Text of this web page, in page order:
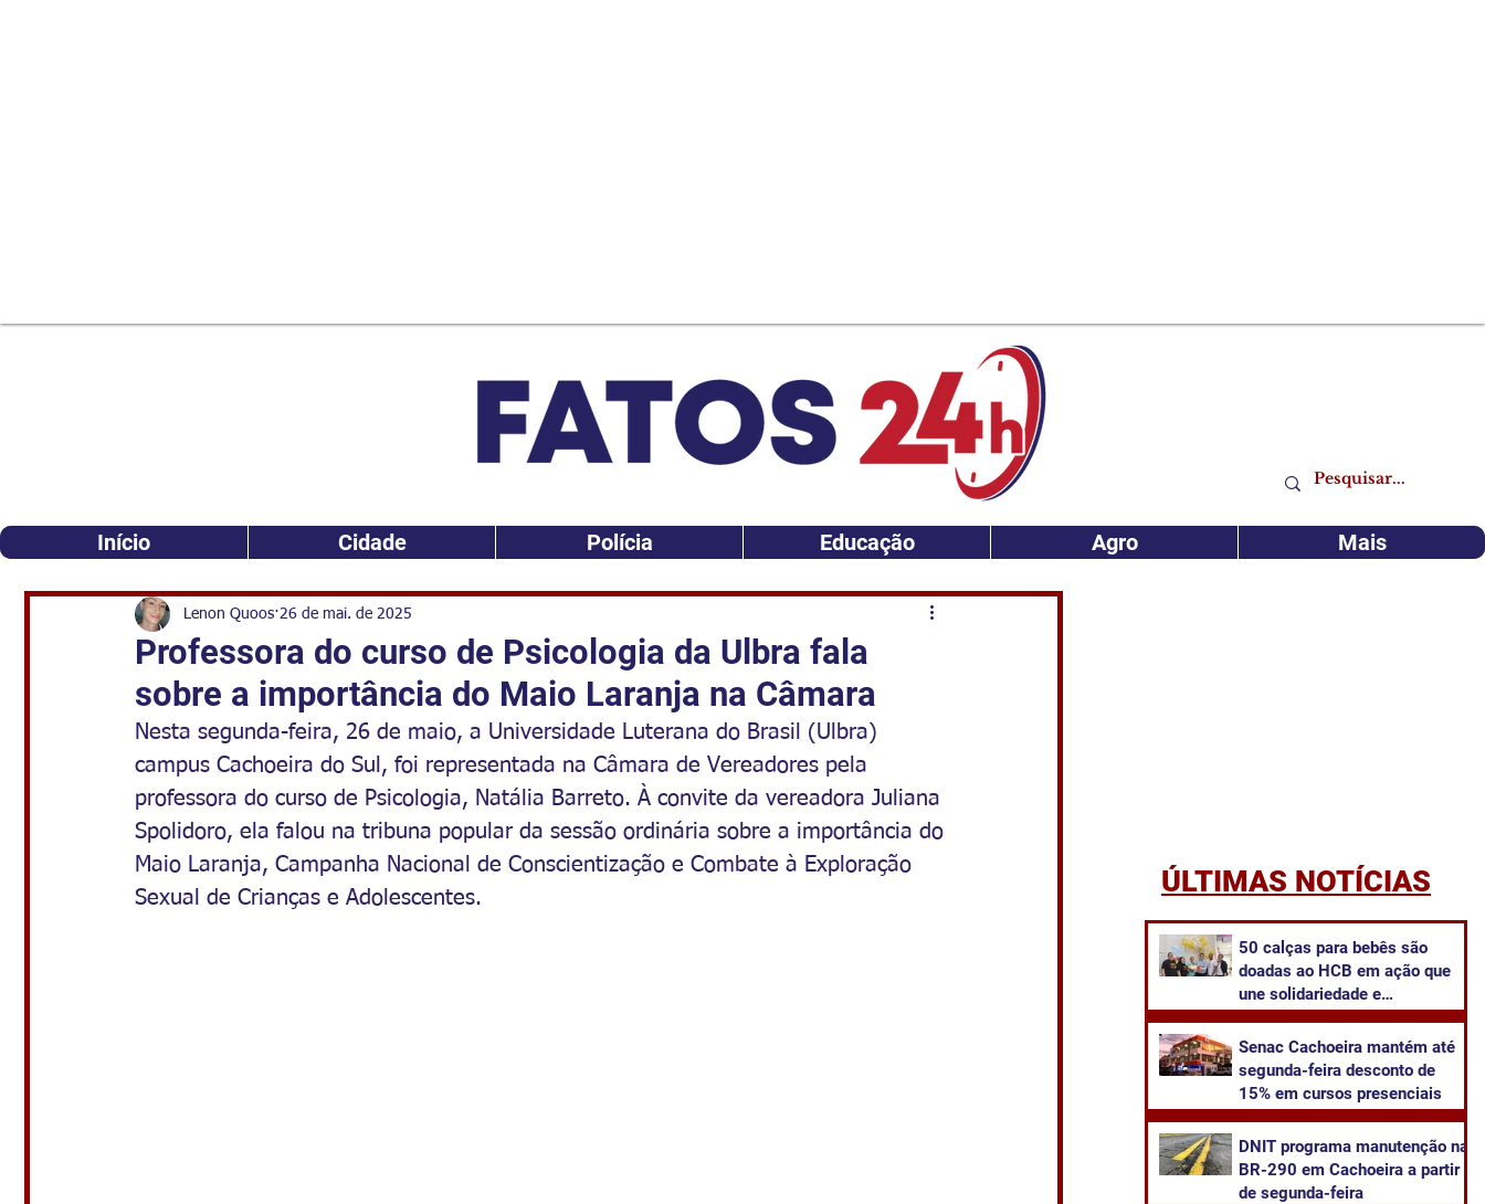
Início Cidade Polícia Educação Agro Mais
Professora do curso de Psicologia da Ulbra fala
sobre a importância do Maio Laranja na Câmara
Lenon Quoos 26 de mai. de 2025
Nesta segunda-feira, 26 de maio, a Universidade Luterana do Brasil (Ulbra)
campus Cachoeira do Sul, foi representada na Câmara de Vereadores pela
professora do curso de Psicologia, Natália Barreto. À convite da vereadora Juliana
Spolidoro, ela falou na tribuna popular da sessão ordinária sobre a importância do
Maio Laranja, Campanha Nacional de Conscientização e Combate à Exploração
Sexual de Crianças e Adolescentes.
ÚLTIMAS NOTÍCIAS
50 calças para bebês são
doadas ao HCB em ação que
une solidariedade e
Senac Cachoeira mantém até
segunda-feira desconto de
15% em cursos presenciais
DNIT programa manutenção na
BR-290 em Cachoeira a partir
de segunda-feira